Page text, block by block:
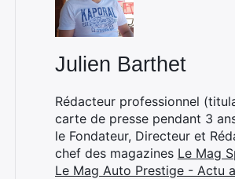
Julien Barthet
Rédacteur professionnel
carte de presse pendant 3
le Fondateur, Directeur et
chef des magazines Le Mag
Le Mag Auto Prestige - Actu